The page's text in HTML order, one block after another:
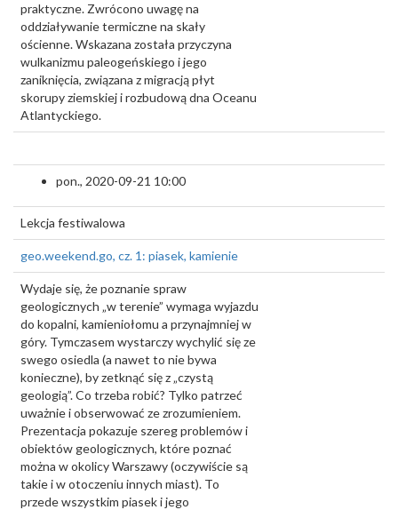
praktyczne. Zwrócono uwagę na
oddziaływanie termiczne na skały
ościenne. Wskazana została przyczyna
wulkanizmu paleogeńskiego i jego
zaniknięcia, związana z migracją płyt
skorupy ziemskiej i rozbudową dna Oceanu
Atlantyckiego.
pon., 2020-09-21 10:00
Lekcja festiwalowa
geo.weekend.go, cz. 1: piasek, kamienie
Wydaje się, że poznanie spraw
geologicznych „w terenie” wymaga wyjazdu
do kopalni, kamieniołomu a przynajmniej w
góry. Tymczasem wystarczy wychylić się ze
swego osiedla (a nawet to nie bywa
konieczne), by zetknąć się z „czystą
geologią”. Co trzeba robić? Tylko patrzeć
uważnie i obserwować ze zrozumieniem.
Prezentacja pokazuje szereg problemów i
obiektów geologicznych, które poznać
można w okolicy Warszawy (oczywiście są
takie i w otoczeniu innych miast). To
przede wszystkim piasek i jego